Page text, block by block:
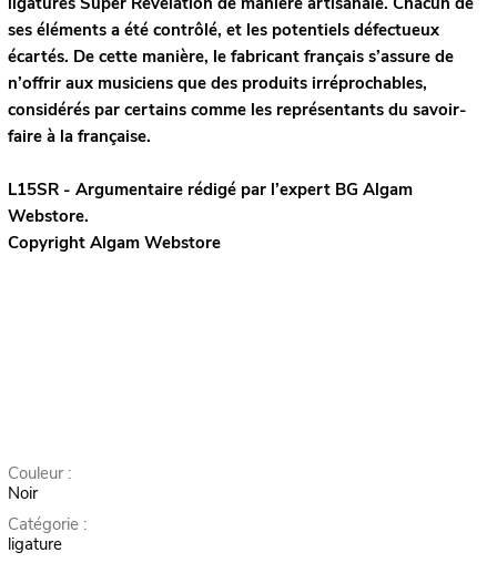
ses éléments a été contrôlé, et les potentiels défectueux
écartés. De cette manière, le fabricant français s’assure de
n’offrir aux musiciens que des produits irréprochables,
considérés par certains comme les représentants du savoir-
faire à la française.
L15SR - Argumentaire rédigé par l’expert BG Algam
Webstore.
Copyright Algam Webstore
Couleur :
Noir
Catégorie :
ligature